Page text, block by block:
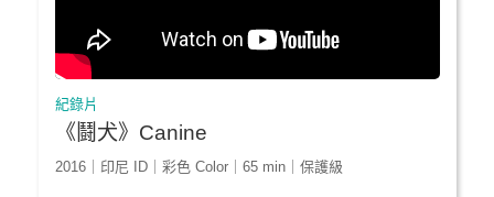
紀錄片
《鬪犬》Canine
2016｜印尼 ID｜彩色 Color｜65 min｜保護級